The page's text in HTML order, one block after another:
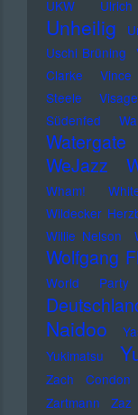
UKW
Unheilig
Uschi Brüning
Clarke
Steele
Visage
Südenfed
Watergate
WeJazz
Wham!
Wildecker
Willie Nelson
Wolfgang
World Party
Naidoo
Yukimatsu
Zach Condon
Zartmann
Zaz